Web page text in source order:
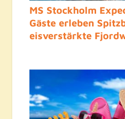
MS Stockholm
Gäste erleben
eisverstärkte